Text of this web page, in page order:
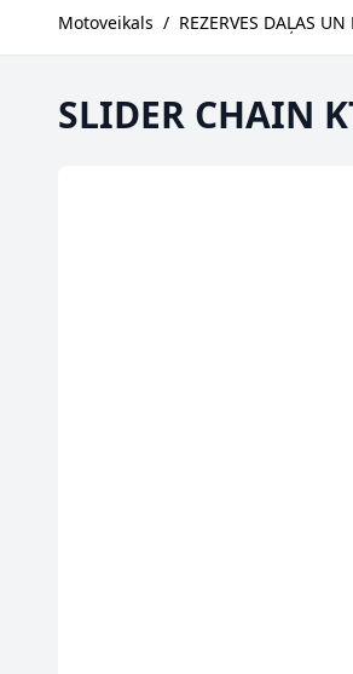
Motoveikals / REZERVES DAĻAS UN
SLIDER CHAIN